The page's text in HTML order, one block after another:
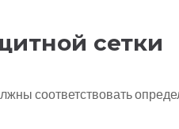
сетки
соответствовать